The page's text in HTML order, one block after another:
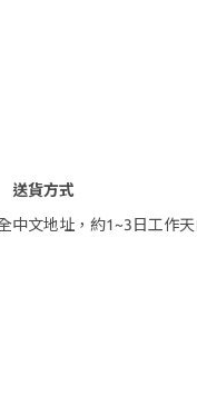
送貨方式
中文地址，約1~3日工作天